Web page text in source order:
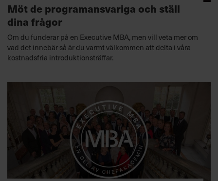
Möt de programansvariga och ställ
dina frågor
Om du funderar på en Executive MBA, men vill veta mer om
vad det innebär så är du varmt välkommen att delta i våra
kostnadsfria introduktionsträffar.